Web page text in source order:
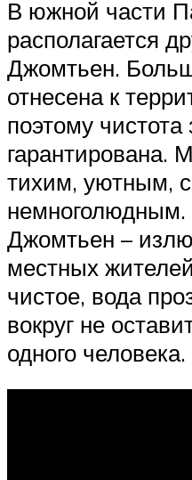
В южной части
располагается
Джомтьен.
отнесена к
поэтому чистота
гарантирована.
тихим, уютным,
немноголюдным.
Джомтьен –
местных
чистое, вода
вокруг не
одного человека.